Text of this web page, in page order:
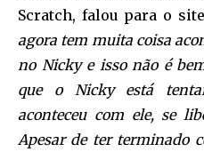
Scratch, falou para o site
agora tem muita coisa
no Nicky e isso não é
que o Nicky está
aconteceu com ele, se
Apesar de ter terminado